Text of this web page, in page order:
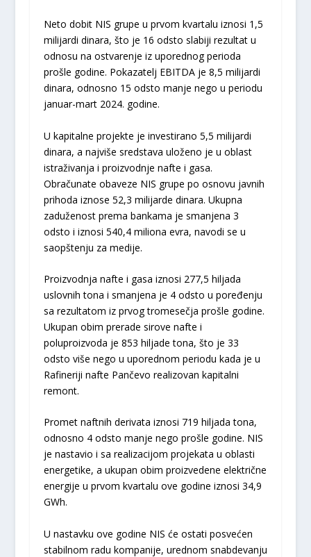
Neto dobit NIS grupe u prvom kvartalu iznosi 1,5
milijardi dinara, što je 16 odsto slabiji rezultat u
odnosu na ostvarenje iz uporednog perioda
prošle godine. Pokazatelј EBITDA je 8,5 milijardi
dinara, odnosno 15 odsto manje nego u periodu
januar-mart 2024. godine.
U kapitalne projekte je investirano 5,5 milijardi
dinara, a najviše sredstava uloženo je u oblast
istraživanja i proizvodnje nafte i gasa.
Obračunate obaveze NIS grupe po osnovu javnih
prihoda iznose 52,3 milijarde dinara. Ukupna
zaduženost prema bankama je smanjena 3
odsto i iznosi 540,4 miliona evra, navodi se u
saopštenju za medije.
Proizvodnja nafte i gasa iznosi 277,5 hilјada
uslovnih tona i smanjena je 4 odsto u poređenju
sa rezultatom iz prvog tromesečja prošle godine.
Ukupan obim prerade sirove nafte i
poluproizvoda je 853 hilјade tona, što je 33
odsto više nego u uporednom periodu kada je u
Rafineriji nafte Pančevo realizovan kapitalni
remont.
Promet naftnih derivata iznosi 719 hilјada tona,
odnosno 4 odsto manje nego prošle godine. NIS
je nastavio i sa realizacijom projekata u oblasti
energetike, a ukupan obim proizvedene električne
energije u prvom kvartalu ove godine iznosi 34,9
GWh.
U nastavku ove godine NIS će ostati posvećen
stabilnom radu kompanije, urednom snabdevanju